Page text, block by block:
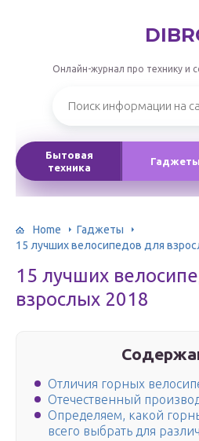
Онлайн-журнал про технику и
Бытовая
техника
Гаджеты
Home
Гаджеты
15 лучших велосипедов для
15 лучших
взрослых 2018
Отличия горных
Отечественный
Определяем, какой
всего выбрать для